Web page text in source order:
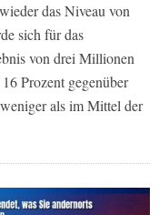
das Niveau von
sich für das
von drei Millionen
Prozent gegenüber
als im Mittel der